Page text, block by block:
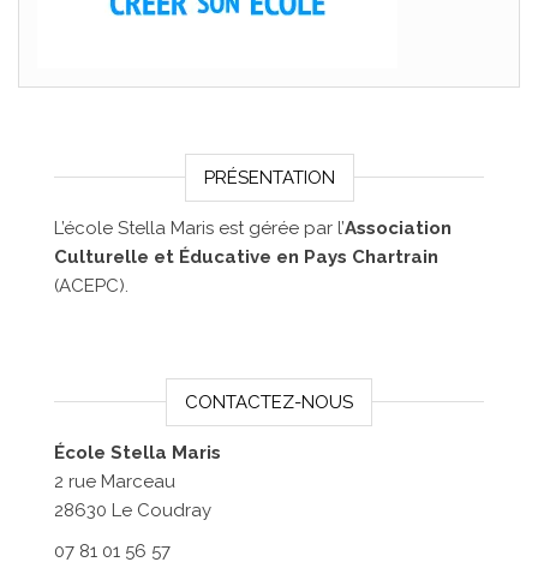
PRÉSENTATION
L’école Stella Maris est gérée par l’Association
Culturelle et Éducative en Pays Chartrain
(ACEPC).
CONTACTEZ-NOUS
École Stella Maris
2 rue Marceau
28630 Le Coudray
07 81 01 56 57